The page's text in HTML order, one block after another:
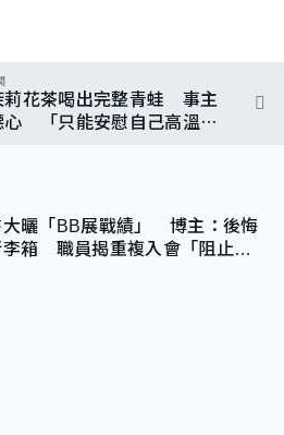
莉花茶喝出完整青蛙 事主
心 「只能安慰自己高溫烘
大曬「BB展戰績」 博主：後悔
李箱 職員揭重複入會「阻止唔